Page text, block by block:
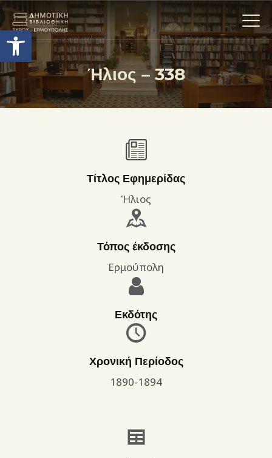
Ανοίξτε τη γραμμή εργαλείων
Ήλιος – 338
Η ΒΙΒΛΙΟΘΗΚΗ
ΟΙ ΣΥΛΛΟΓΈΣ
ΔΡΑΣΤΗΡΙΟΤΗΤΕΣ
ΕΠΙΚΟΙΝΩΝΊΑ
ΌΡΟΙ ΧΡΉΣΗΣ
Τίτλος Εφημερίδας
Ήλιος
Τόπος έκδοσης
Ερμούπολη
Εκδότης
Χρονική Περίοδος
1890-1894